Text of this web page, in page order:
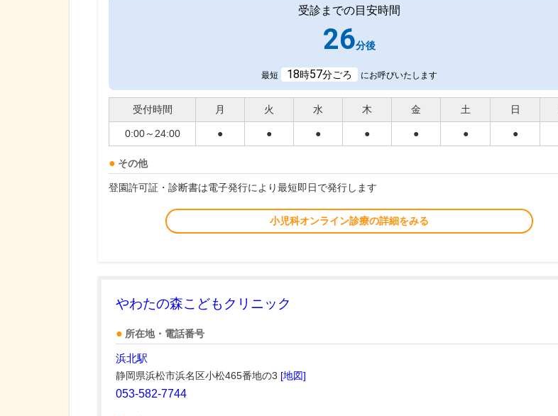
受診までの目安時間
26分後
最短 18時57分ごろ にお呼びいたします
受付時間 月 火 水 木 金 土 日
0:00～24:00 ● ● ● ● ● ● ●
その他
登園許可証・診断書は電子発行により最短即日で発行します
小児科オンライン診療の詳細をみる
やわたの森こどもクリニック
所在地・電話番号
浜北駅
静岡県浜松市浜名区小松465番地の3 [地図]
053-582-7744